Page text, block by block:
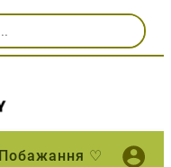
Побажання ♡